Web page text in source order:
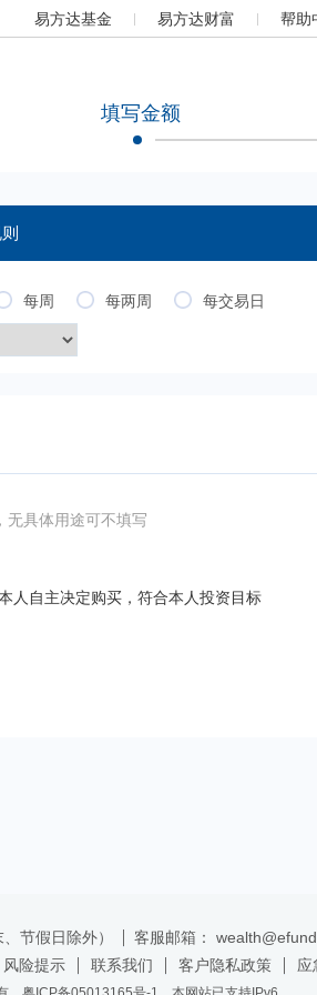
易方达基金 易方达财富 帮助
填写金额
每周 每两周 每交易日
无具体用途可不填写
人自主决定购买，符合本人投资目标
节假日除外） 客服邮箱：
风险提示 联系我们 客户隐私政策 应